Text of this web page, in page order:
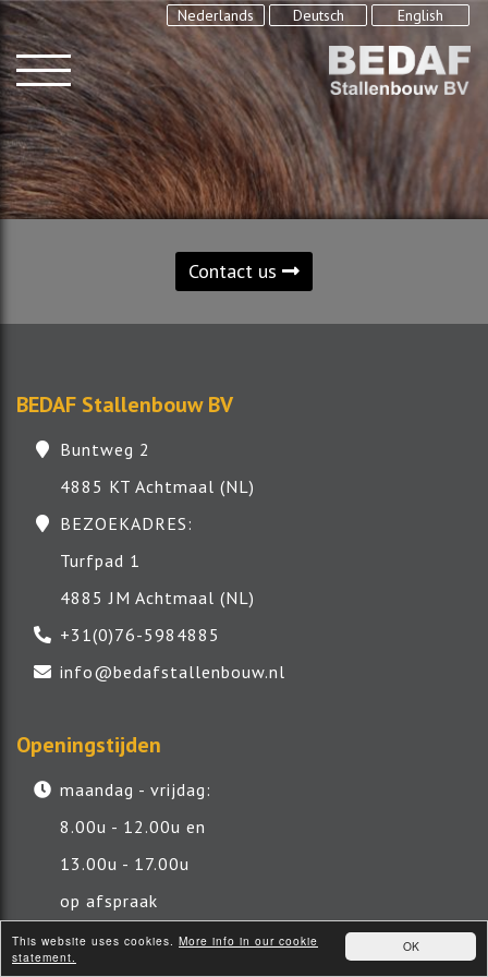
OK
This website uses cookies. More info in our cookie
statement.
Nederlands Deutsch English
Contact us
BEDAF Stallenbouw BV
Buntweg 2
4885 KT Achtmaal (NL)
BEZOEKADRES:
Turfpad 1
4885 JM Achtmaal (NL)
+31(0)76-5984885
info@bedafstallenbouw.nl
Openingstijden
maandag - vrijdag:
8.00u - 12.00u en
13.00u - 17.00u
op afspraak
tussen 12.00 en 13.00 gesloten